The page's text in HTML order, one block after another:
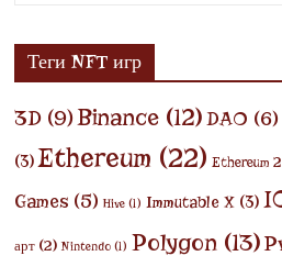
Теги NFT игр
3D (9)Binance (12) DAO (6)
(3) Ethereum (22) Ethereum
Games (5) Hive (1) Immutable X (3)
арт (2) Nintendo (1) Polygon (13)